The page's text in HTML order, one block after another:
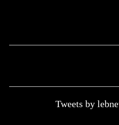
Tweets by